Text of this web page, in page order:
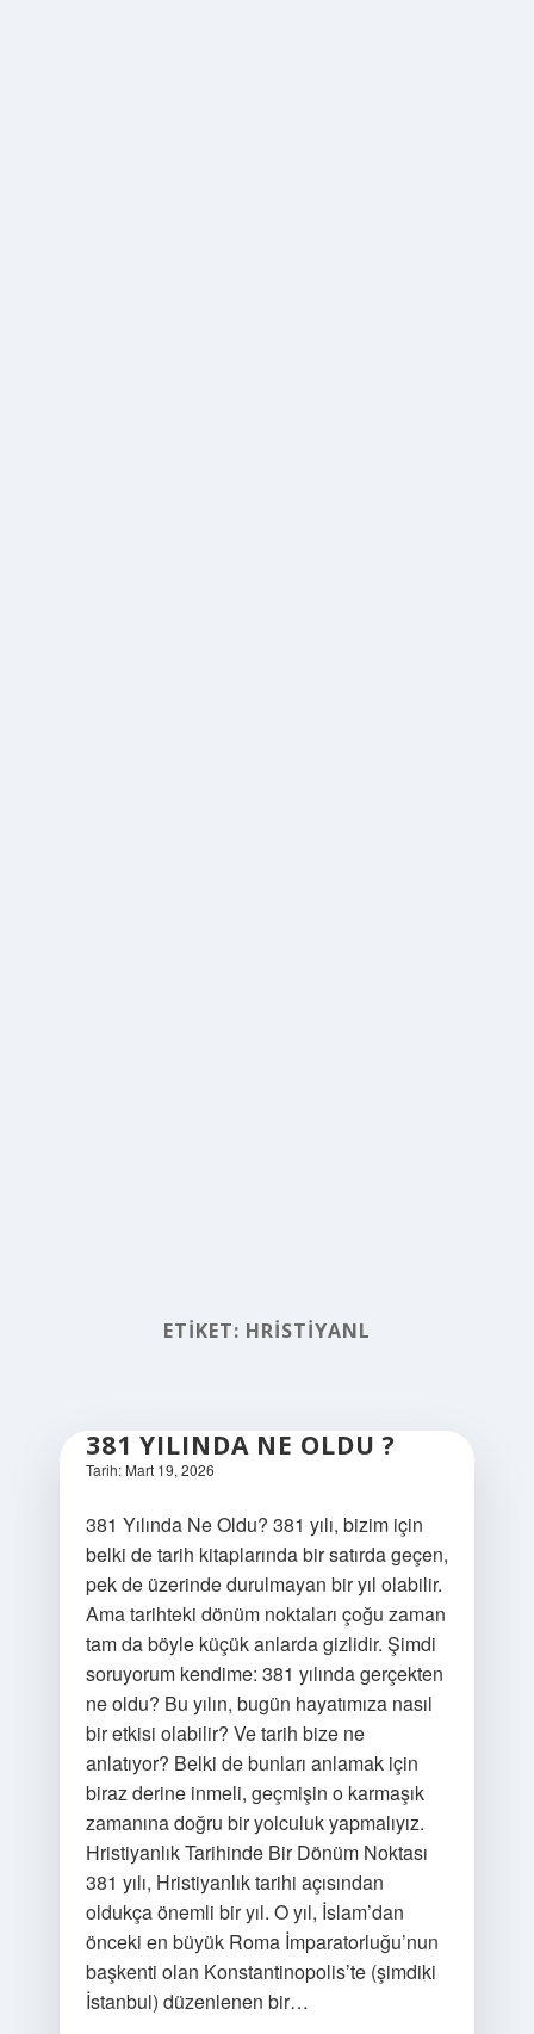
ETIKET: HRISTIYANL
381 YILINDA NE OLDU ?
Tarih: Mart 19, 2026
381 Yılında Ne Oldu? 381 yılı, bizim için
belki de tarih kitaplarında bir satırda geçen,
pek de üzerinde durulmayan bir yıl olabilir.
Ama tarihteki dönüm noktaları çoğu zaman
tam da böyle küçük anlarda gizlidir. Şimdi
soruyorum kendime: 381 yılında gerçekten
ne oldu? Bu yılın, bugün hayatımıza nasıl
bir etkisi olabilir? Ve tarih bize ne
anlatıyor? Belki de bunları anlamak için
biraz derine inmeli, geçmişin o karmaşık
zamanına doğru bir yolculuk yapmalıyız.
Hristiyanlık Tarihinde Bir Dönüm Noktası
381 yılı, Hristiyanlık tarihi açısından
oldukça önemli bir yıl. O yıl, İslam’dan
önceki en büyük Roma İmparatorluğu’nun
başkenti olan Konstantinopolis’te (şimdiki
İstanbul) düzenlenen bir…